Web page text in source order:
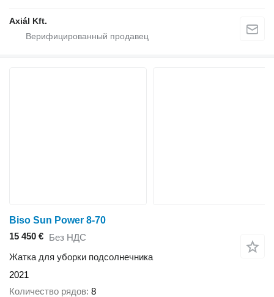
Axiál Kft.
Biso Sun Power 8-70
15 450 € Без НДС
Жатка для уборки подсолнечника
2021
Количество рядов 8